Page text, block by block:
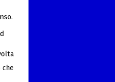
che